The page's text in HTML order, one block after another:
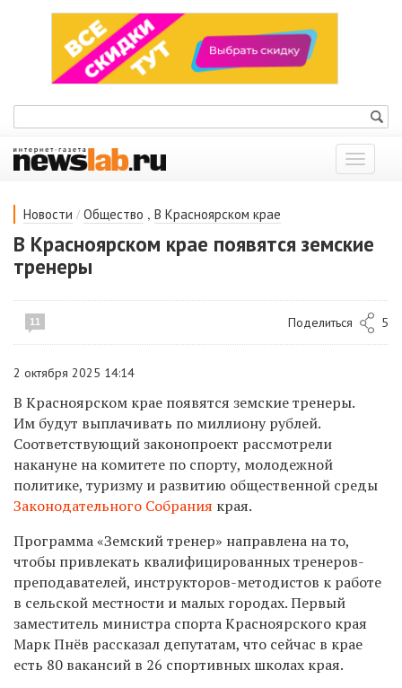
Показать
меню
Новости / Общество , В Красноярском крае
В Красноярском крае появятся земские
тренеры
11 Поделиться 5
2 октября 2025 14:14
В Красноярском крае появятся земские тренеры.
Им будут выплачивать по миллиону рублей.
Соответствующий законопроект рассмотрели
накануне на комитете по спорту, молодежной
политике, туризму и развитию общественной среды
Законодательного Собрания края.
Программа «Земский тренер» направлена на то,
чтобы привлекать квалифицированных тренеров-
преподавателей, инструкторов-методистов к работе
в сельской местности и малых городах. Первый
заместитель министра спорта Красноярского края
Марк Пнёв рассказал депутатам, что сейчас в крае
есть 80 вакансий в 26 спортивных школах края.